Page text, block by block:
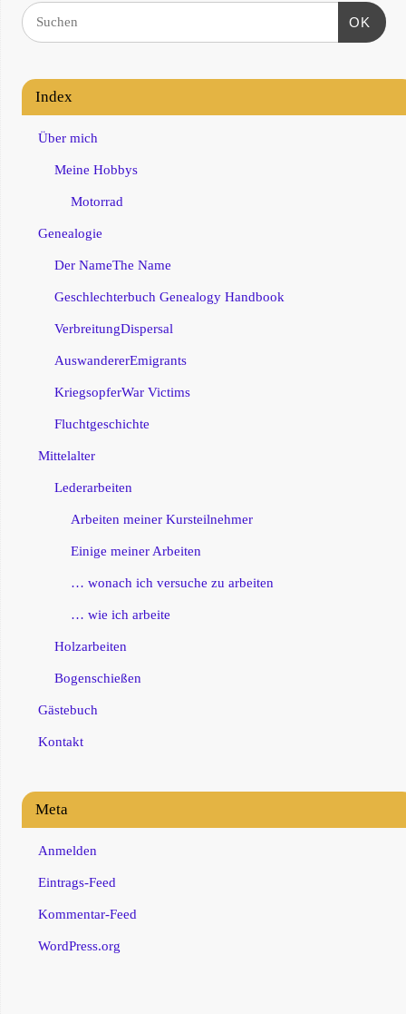
OK
Index
Über mich
Meine Hobbys
Motorrad
Genealogie
Der NameThe Name
Geschlechterbuch Genealogy Handbook
VerbreitungDispersal
AuswandererEmigrants
KriegsopferWar Victims
Fluchtgeschichte
Mittelalter
Lederarbeiten
Arbeiten meiner Kursteilnehmer
Einige meiner Arbeiten
… wonach ich versuche zu arbeiten
… wie ich arbeite
Holzarbeiten
Bogenschießen
Gästebuch
Kontakt
Meta
Anmelden
Eintrags-Feed
Kommentar-Feed
WordPress.org